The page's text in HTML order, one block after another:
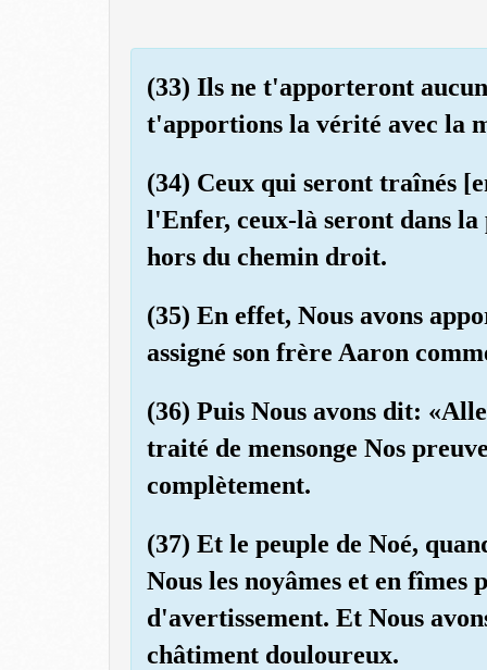
(33) Ils ne t'apporteront
t'apportions la vérité avec la
(34) Ceux qui seront traînés
l'Enfer, ceux-là seront dans la
hors du chemin droit.
(35) En effet, Nous avons
assigné son frère Aaron
(36) Puis Nous avons dit:
traité de mensonge Nos
complètement.
(37) Et le peuple de Noé,
Nous les noyâmes et en fîmes
d'avertissement. Et Nous
châtiment douloureux.